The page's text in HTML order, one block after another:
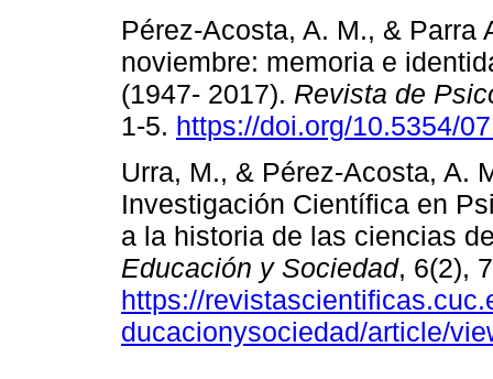
Pérez-Acosta, A. M., & Parra
noviembre: memoria e
(1947- 2017). Revista de
1-5. https://doi.org/10.5354/
Urra, M., & Pérez-Acosta, A.
Investigación Científica en
a la historia de las ciencias
Educación y Sociedad, 6(2),
https://
ducacionysociedad/article/